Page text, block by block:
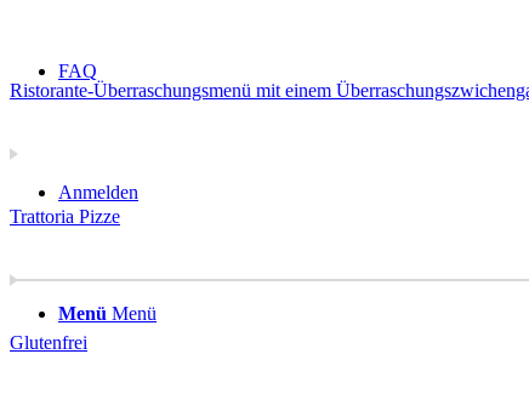
FAQ
Anmelden
Menü Menü
Ristorante-Überraschungsmenü mit einem
Trattoria Pizze
Glutenfrei